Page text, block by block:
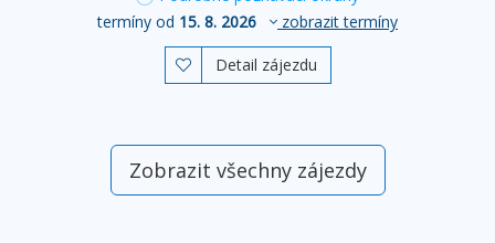
termíny od 15. 8. 2026 zobrazit termíny
 Detail zájezdu
Zobrazit všechny zájezdy